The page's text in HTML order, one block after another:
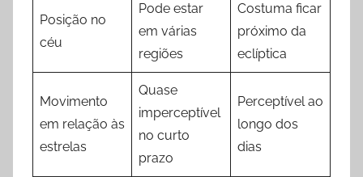
Posição no
céu
Pode estar
em várias
regiões
Costuma ficar
próximo da
eclíptica
Movimento
em relação às
estrelas
Quase
imperceptível
no curto
prazo
Perceptível ao
longo dos
dias